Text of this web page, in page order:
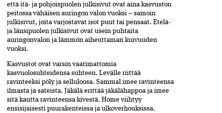
että itä- ja pohjoispuolen julkisivut ovat aina kasvuston
peitossa vähäisen auringon valon vuoksi – samoin
julkisivut, joita varjostavat isot puut tai pensaat. Etelä-
ja länsipuolen julkisivut ovat usein puhtaita
auringonvalon ja lämmön aiheuttaman kuivuuden
vuoksi.
Kasvustot ovat varsin vaatimattomia
kasvuolosuhteidensa suhteen. Levälle riittää
ravinteeksi pöly ja selluloosa. Sammal imee ravinteensa
ilmasta ja sateista. Jäkälä erittää jäkälähappoa ja imee
sitä kautta ravinteensa kivestä. Home viihtyy
ensisijaisesti puurakenteissa ja ulkoverhouksissa.